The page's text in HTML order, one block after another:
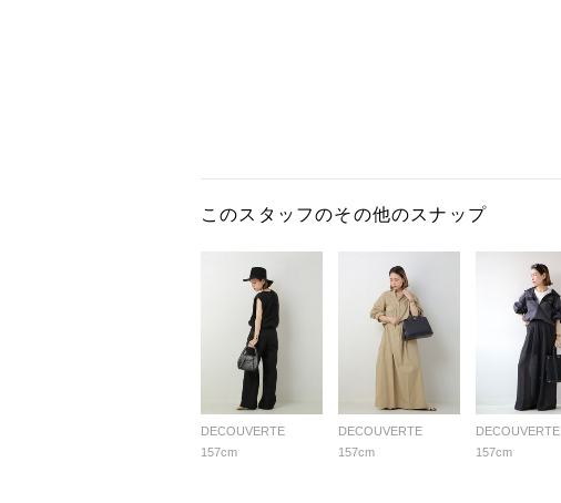
このスタッフのその他のスナップ
DECOUVERTE
157cm
DECOUVERTE
157cm
DECOUVERTE
157cm